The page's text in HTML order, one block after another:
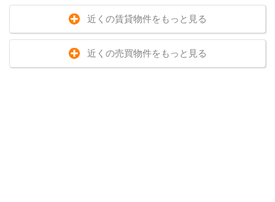
近くの賃貸物件をもっと見る
近くの売買物件をもっと見る